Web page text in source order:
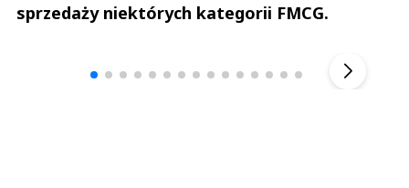
sprzedaży niektórych kategorii FMCG.